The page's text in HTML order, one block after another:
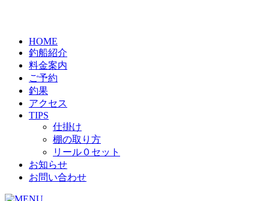
HOME
釣船紹介
料金案内
ご予約
釣果
アクセス
TIPS
仕掛け
棚の取り方
リール０セット
お知らせ
お問い合わせ